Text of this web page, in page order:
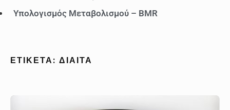
Υπολογισμός Μεταβολισμού – BMR
ΕΤΙΚΈΤΑ: ΔΊΑΙΤΑ